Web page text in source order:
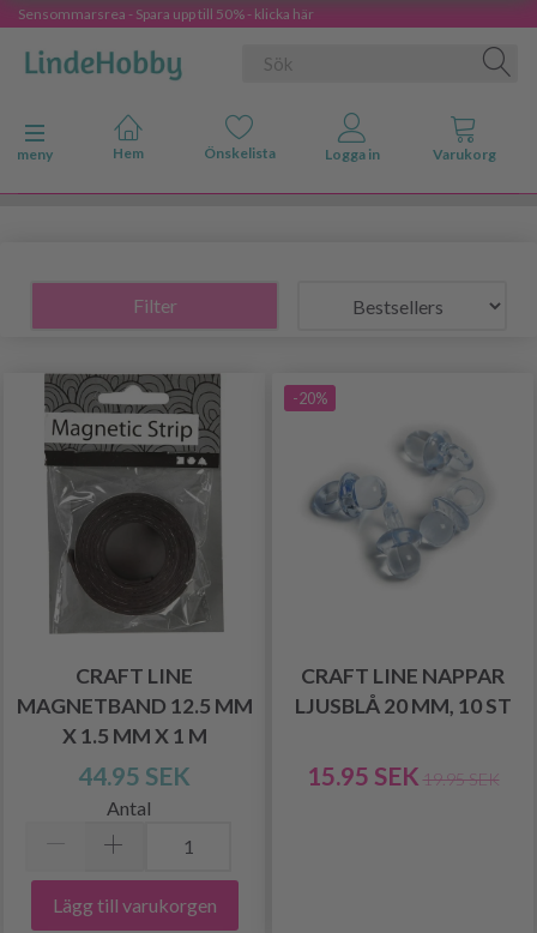
Sensommarsrea - Spara upp till 50% - klicka här
Ändra navigering
meny
Filter
CRAFT LINE
MAGNETBAND 12.5 MM
X 1.5 MM X 1 M
44.95 SEK
Antal
Lägg till varukorgen
-20%
CRAFT LINE NAPPAR
LJUSBLÅ 20 MM, 10 ST
15.95 SEK 19.95 SEK